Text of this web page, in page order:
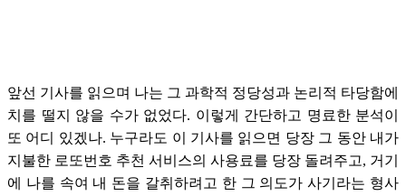
앞선 기사를 읽으며 나는 그 과학적 정당성과 논리적 타당함에
치를 떨지 않을 수가 없었다. 이렇게 간단하고 명료한 분석이
또 어디 있겠나. 누구라도 이 기사를 읽으면 당장 그 동안 내가
지불한 로또번호 추천 서비스의 사용료를 당장 돌려주고, 거기
에 나를 속여 내 돈을 갈취하려고 한 그 의도가 사기라는 형사